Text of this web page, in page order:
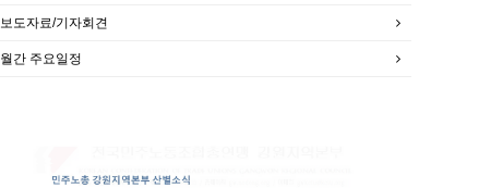
보도자료/기자회견
월간 주요일정